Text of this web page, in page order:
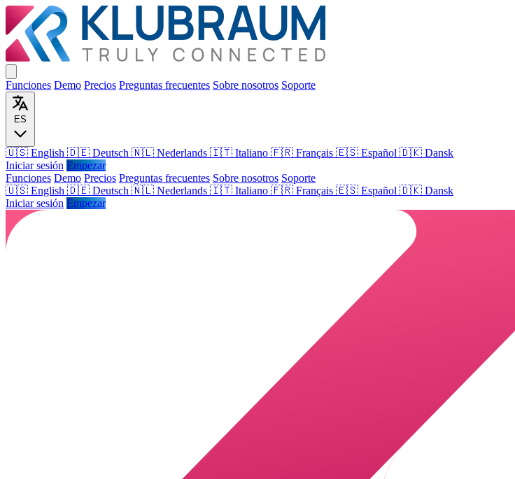
Funciones Demo Precios Preguntas frecuentes Sobre nosotros Soporte
ES
🇺🇸 English 🇩🇪 Deutsch 🇳🇱 Nederlands 🇮🇹 Italiano 🇫🇷 Français 🇪🇸 Español 🇩🇰 Dansk
Iniciar sesión Empezar
Funciones Demo Precios Preguntas frecuentes Sobre nosotros Soporte
🇺🇸 English 🇩🇪 Deutsch 🇳🇱 Nederlands 🇮🇹 Italiano 🇫🇷 Français 🇪🇸 Español 🇩🇰 Dansk
Iniciar sesión Empezar